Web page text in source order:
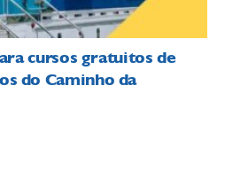
cursos gratuitos de
do Caminho da